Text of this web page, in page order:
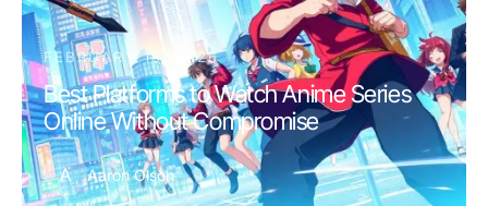
FEBRUARY 13, 2026
Best Platforms to Watch Anime Series
Online Without Compromise
A Aaron Olson